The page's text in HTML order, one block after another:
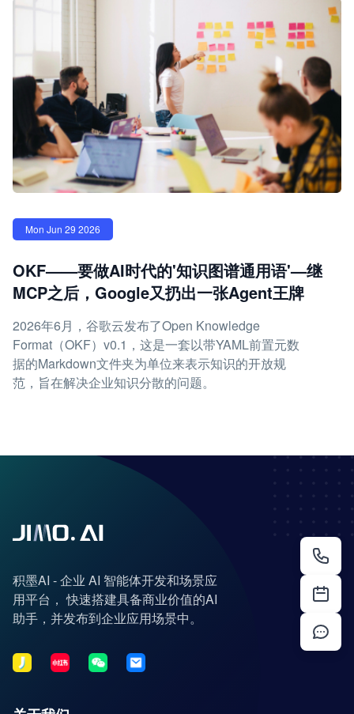
Mon Jun 29 2026
OKF——要做AI时代的'知识图谱通用语'—继
MCP之后，Google又扔出一张Agent王牌
2026年6月，谷歌云发布了Open Knowledge
Format（OKF）v0.1，这是一套以带YAML前置元数
据的Markdown文件夹为单位来表示知识的开放规
范，旨在解决企业知识分散的问题。
积墨AI - 企业 AI 智能体开发和场景应
用平台， 快速搭建具备商业价值的AI
助手，并发布到企业应用场景中。